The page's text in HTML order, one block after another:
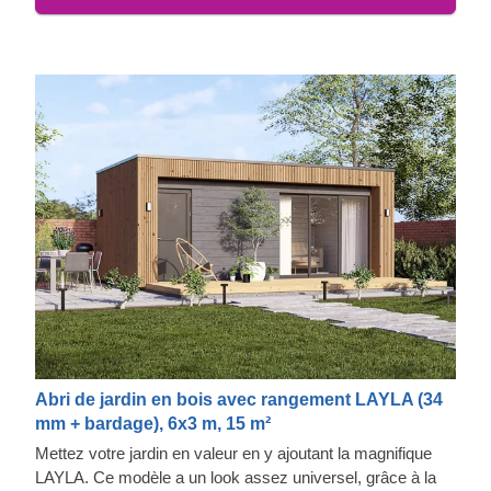
Abri de jardin en bois avec rangement LAYLA (34
mm + bardage), 6x3 m, 15 m²
Mettez votre jardin en valeur en y ajoutant la magnifique
LAYLA. Ce modèle a un look assez universel, grâce à la